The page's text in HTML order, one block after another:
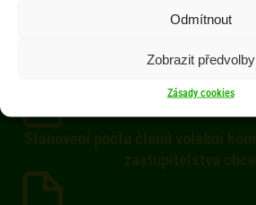
Odmítnout
Zobrazit předvolby
Zásady cookies